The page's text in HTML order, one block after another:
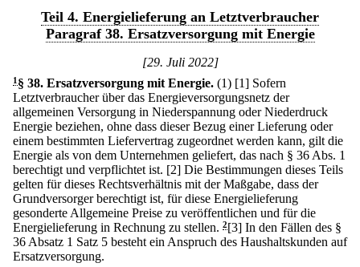
Teil 4. Energielieferung an Letztverbraucher
Paragraf 38. Ersatzversorgung mit Energie
[29. Juli 2022]
1 § 38. Ersatzversorgung mit Energie. (1) [1] Sofern
Letztverbraucher über das Energieversorgungsnetz der
allgemeinen Versorgung in Niederspannung oder Niederdruck
Energie beziehen, ohne dass dieser Bezug einer Lieferung oder
einem bestimmten Liefervertrag zugeordnet werden kann, gilt die
Energie als von dem Unternehmen geliefert, das nach § 36 Abs. 1
berechtigt und verpflichtet ist. [2] Die Bestimmungen dieses Teils
gelten für dieses Rechtsverhältnis mit der Maßgabe, dass der
Grundversorger berechtigt ist, für diese Energielieferung
gesonderte Allgemeine Preise zu veröffentlichen und für die
Energielieferung in Rechnung zu stellen. 2[3] In den Fällen des §
36 Absatz 1 Satz 5 besteht ein Anspruch des Haushaltskunden auf
Ersatzversorgung.